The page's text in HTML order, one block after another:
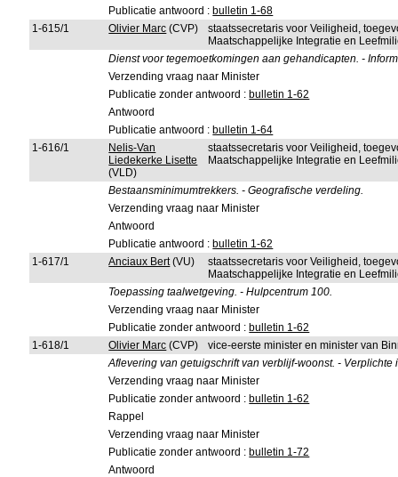
Publicatie antwoord : bulletin 1-68
1-615/1
Olivier Marc (CVP)
staatssecretaris voor Veiligheid,
Maatschappelijke Integratie en
Dienst voor tegemoetkomingen aan gehandicapten. -
Verzending vraag naar Minister
Publicatie zonder antwoord : bulletin 1-62
Antwoord
Publicatie antwoord : bulletin 1-64
1-616/1
Nelis-Van
Liedekerke Lisette
(VLD)
staatssecretaris voor Veiligheid,
Maatschappelijke Integratie en
Bestaansminimumtrekkers. - Geografische verdeling.
Verzending vraag naar Minister
Antwoord
Publicatie antwoord : bulletin 1-62
1-617/1
Anciaux Bert(VU)
staatssecretaris voor Veiligheid,
Maatschappelijke Integratie en
Toepassing taalwetgeving. - Hulpcentrum 100.
Verzending vraag naar Minister
Publicatie zonder antwoord : bulletin 1-62
1-618/1
Olivier Marc (CVP)
vice-eerste minister en minister van
Aflevering van getuigschrift van verblijf-woonst. -
Verzending vraag naar Minister
Publicatie zonder antwoord : bulletin 1-62
Rappel
Verzending vraag naar Minister
Publicatie zonder antwoord : bulletin 1-72
Antwoord